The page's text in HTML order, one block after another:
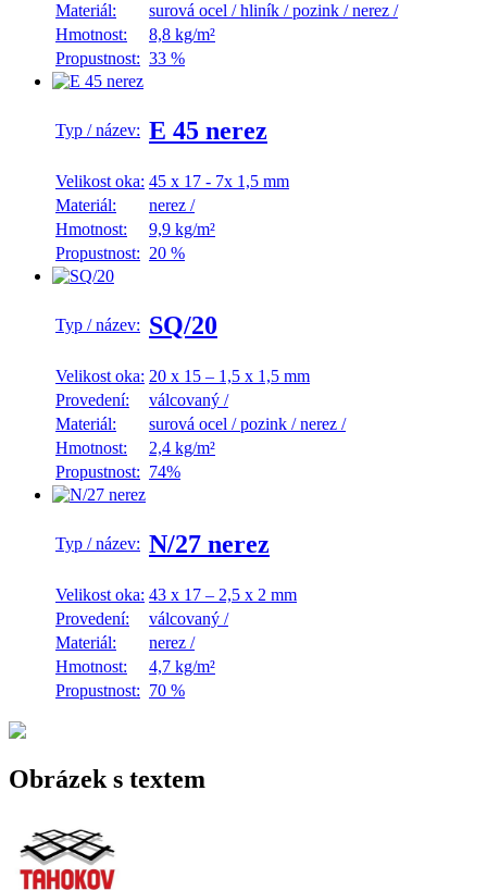
Materiál:
surová ocel /hliník /pozink /nerez /
Hmotnost:
8,8 kg/m²
Propustnost: 33 %
Typ / název: E 45 nerez
Velikost oka: 45 x 17 - 7x 1,5 mm
Materiál:
nerez /
Hmotnost:
9,9 kg/m²
Propustnost: 20 %
Typ / název: SQ/20
Velikost oka: 20 x 15 – 1,5 x 1,5 mm
Provedení:
válcovaný /
Materiál:
surová ocel /pozink /nerez /
Hmotnost:
2,4 kg/m²
Propustnost: 74%
Typ / název: N/27 nerez
Velikost oka: 43 x 17 – 2,5 x 2 mm
Provedení:
válcovaný /
Materiál:
nerez /
Hmotnost:
4,7 kg/m²
Propustnost: 70 %
Obrázek s textem